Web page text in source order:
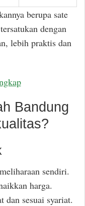
berupa sate
dengan
lebih praktis dan
Bandung
sendiri.
harga.
dan sesuai syariat.